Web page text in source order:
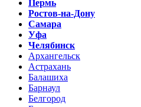
Пермь
Ростов-на-Дону
Самара
Уфа
Челябинск
Архангельск
Астрахань
Балашиха
Барнаул
Белгород